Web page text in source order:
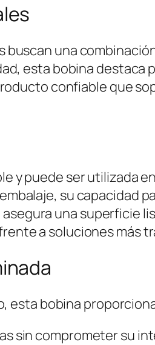
buscan una
esta bobina destaca
confiable que
y puede ser utilizada
su capacidad
una superficie
a soluciones más
esta bobina
sin comprometer su